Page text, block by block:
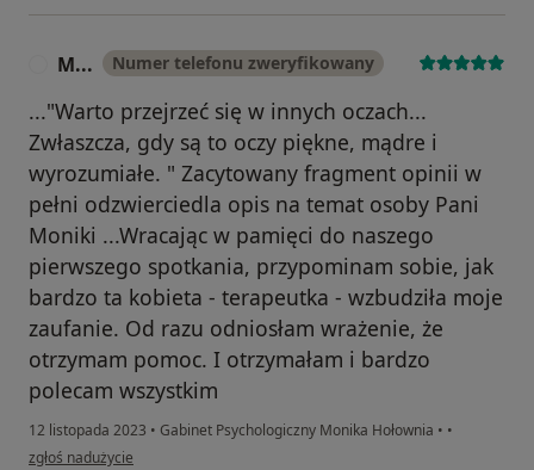
M... Numer telefonu zweryfikowany
..."Warto przejrzeć się w innych oczach...
Zwłaszcza, gdy są to oczy piękne, mądre i
wyrozumiałe. " Zacytowany fragment opinii w
pełni odzwierciedla opis na temat osoby Pani
Moniki ...Wracając w pamięci do naszego
pierwszego spotkania, przypominam sobie, jak
bardzo ta kobieta - terapeutka - wzbudziła moje
zaufanie. Od razu odniosłam wrażenie, że
otrzymam pomoc. I otrzymałam i bardzo
polecam wszystkim
12 listopada 2023 • Gabinet Psychologiczny Monika Hołownia • •
w opinii użytkownika M...
zgłoś nadużycie